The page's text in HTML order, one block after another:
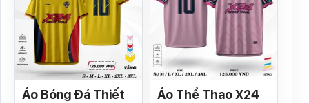
Áo Bóng Đá Thiết
Áo Thể Thao X24